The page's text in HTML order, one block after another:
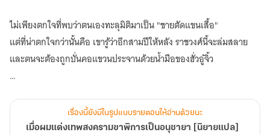
ไม่เพียงตกใจที่พบว่าตนเองทะลุมิติมาเป็น "ชายตัดแขนเสื้อ"
แต่ที่น่าตกใจกว่านั้นคือ เขารู้ว่าอีกสามปีให้หลัง ราชวงศ์นี้จะล่มสลาย
และตนจะต้องถูกบั่นคอแขวนประจานด้วยน้ำมือของฮั่วอู๋จิ้ว
เขาต้องเปลี่ยนแปลงชะตากรรมของตนเองให้ได้
เรื่องนี้ยังมีในรูปแบบรายตอนให้อ่านด้วยนะ
เมื่อผมแต่งเทพสงครามขาพิการเป็นอนุชายา [นิยายแปล]